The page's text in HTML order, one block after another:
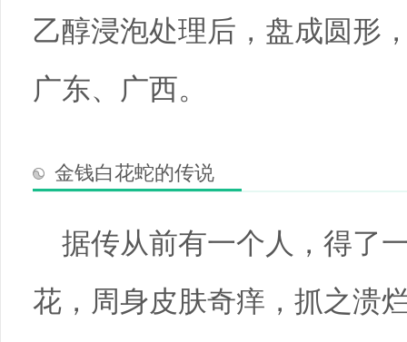
乙醇浸泡处理后，盘成圆形
广东、广西。
金钱白花蛇的传说
据传从前有一个人，得了
花，周身皮肤奇痒，抓之溃